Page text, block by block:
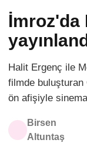
İmroz'da
Halit Ergenç ile
filmde buluşturan
ön afişiyle
Birsen
Altuntaş